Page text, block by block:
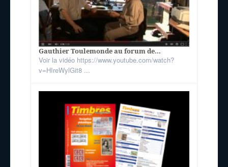
Gauthier Toulemonde au forum de...
Voir la vidéo https://www.youtube.com/watch?
v=HIreWylGit8 ...